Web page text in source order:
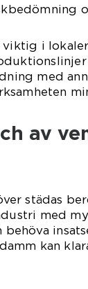
i
med
av
städas
med
behöva
kan